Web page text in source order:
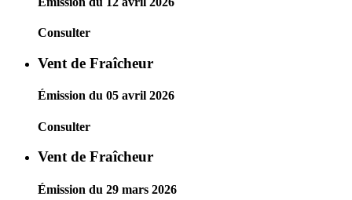
Consulter
Vent de Fraîcheur
Émission du 05 avril 2026
Consulter
Vent de Fraîcheur
Émission du 29 mars 2026